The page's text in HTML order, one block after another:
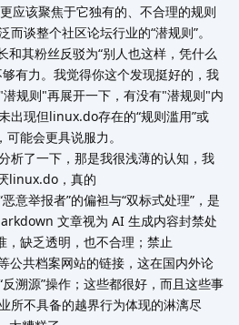
应该聚焦于它独有的、不合理的规则
谈整个社区论坛行业的“潜规则”。
其粉丝反驳为“别人也这样，凭什么
有力。我觉得你这个发现挺好的，我
规则"再展开一下，有没有"潜规则"内
出现但linux.do存在的“规则滥用”或
能会更具说服力。
析了一下，那是我很浅薄的认知，我
linux.do，真的
意举报者”的偏袒与“双标式处理”，是
文章视为 AI 生成内容封禁处
，缺乏透明，也不合理；禁止
共档案网站的链接，这在国内外论
溯源”操作；这些都很好，而且这些事
所不具备的越界行为体现的淋漓尽